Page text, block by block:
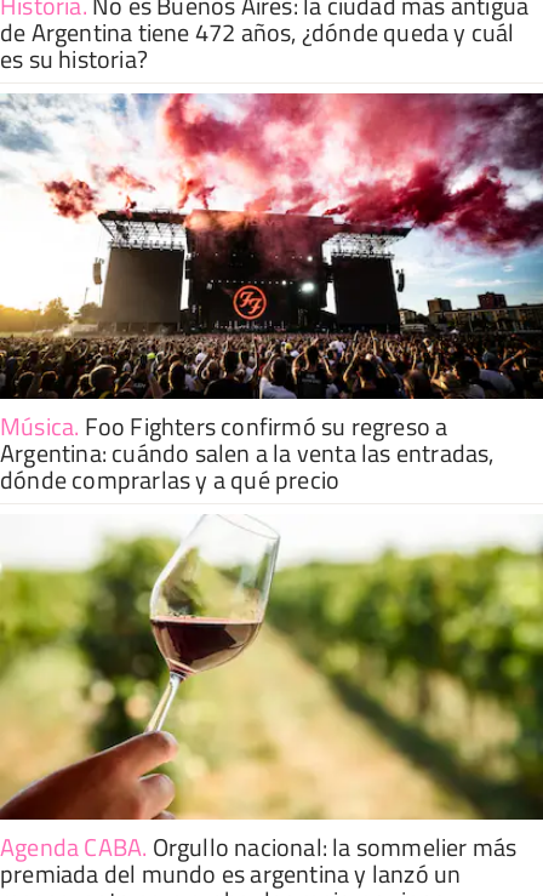
de Argentina tiene 472 años, ¿dónde queda y cuál
es su historia?
Música. Foo Fighters confirmó su regreso a
Argentina: cuándo salen a la venta las entradas,
dónde comprarlas y a qué precio
Agenda CABA. Orgullo nacional: la sommelier más
premiada del mundo es argentina y lanzó un